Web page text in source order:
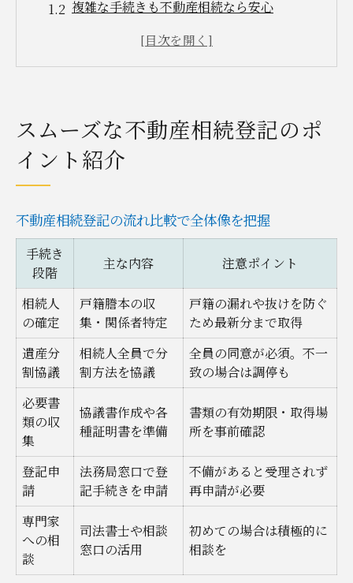
複雑な手続きも不動産相続なら安心
失敗しない不動産相続登記のコツ
みどり市で必要な不動産相続手続き一覧
相続手続きの基本を不動産相続視点で解説
相続手続きに強い窓口活用のポイント
相続登記に必要な書類と取得のコツ
不動産相続登記の必要書類一覧表
コンビニ交付を活用した書類取得術
戸籍謄本など不動産相続の必須書類
書類取得で迷わないための不動産相続対策
不動産相続で押さえる印鑑証明のポイント
法務局利用で不動産相続を簡単に進めるコツ
不動産相続登記で使える法務局サービス比
較
法務局窓口で不動産相続をスムーズに
スムーズな不動産相続登記のポ
イント紹介
不動産相続登記の流れ比較で全体像を把握
手続き
段階
主な内容 注意ポイント
相続人
の確定
戸籍謄本の収
集・関係者特定
戸籍の漏れや抜けを防ぐ
ため最新分まで取得
遺産分
割協議
相続人全員で分
割方法を協議
全員の同意が必須。不一
致の場合は調停も
必要書
類の収
集
協議書作成や各
種証明書を準備
書類の有効期限・取得場
所を事前確認
登記申
請
法務局窓口で登
記手続きを申請
不備があると受理されず
再申請が必要
専門家
への相
談
司法書士や相談
窓口の活用
初めての場合は積極的に
相談を